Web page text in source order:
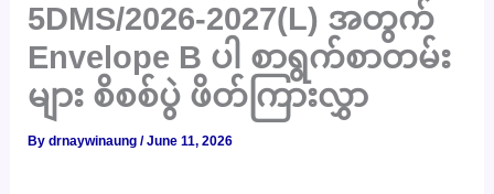
5DMS/2026-2027(L) အတွက်
Envelope B ပါ စာရွက်စာတမ်း
များ စိစစ်ပွဲ ဖိတ်ကြားလွှာ
Bydrnaywinaung/June 11, 2026